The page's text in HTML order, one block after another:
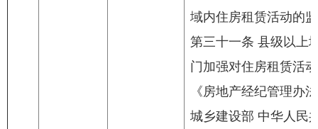
域内住房租赁活动的
第三十一条 县级以上
门加强对住房租赁活
《房地产经纪管理办
城乡建设部 中华人民